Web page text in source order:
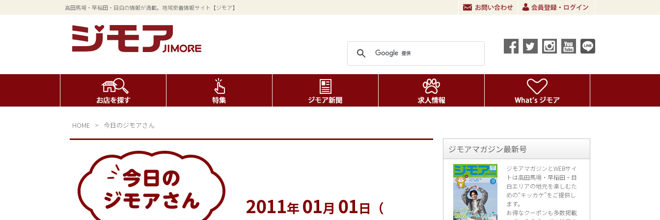
高田馬場・早稲田・目白の情報が満載。地域密着情報サイト【ジモア】
HOME > 今日のジモアさん
2011年 01月 01日（
ジモアマガジン最新号
ジモアマガジンとWEBサイ
トは高田馬場・早稲田・目
白エリアの地元を楽しむた
めの“キッカケ”をご提供し
ます。
お得なクーポンも多数掲載